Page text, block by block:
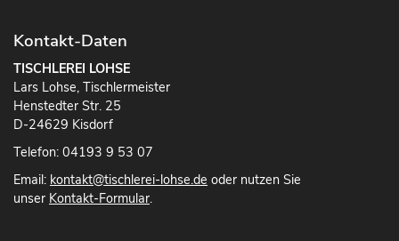
Kontakt-Daten
TISCHLEREI LOHSE
Lars Lohse, Tischlermeister
Henstedter Str. 25
D-24629 Kisdorf
Telefon: 04193 9 53 07
Email: kontakt@tischlerei-lohse.de oder nutzen Sie
unser Kontakt-Formular.